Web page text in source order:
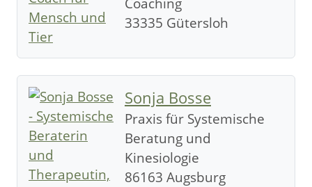
33335 Gütersloh
Sonja Bosse
Praxis für Systemische
Beratung und
Kinesiologie
86163 Augsburg